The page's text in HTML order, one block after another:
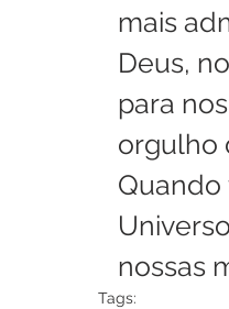
mais
Deus,
para
orgulho
Quando
nossas
Tags: